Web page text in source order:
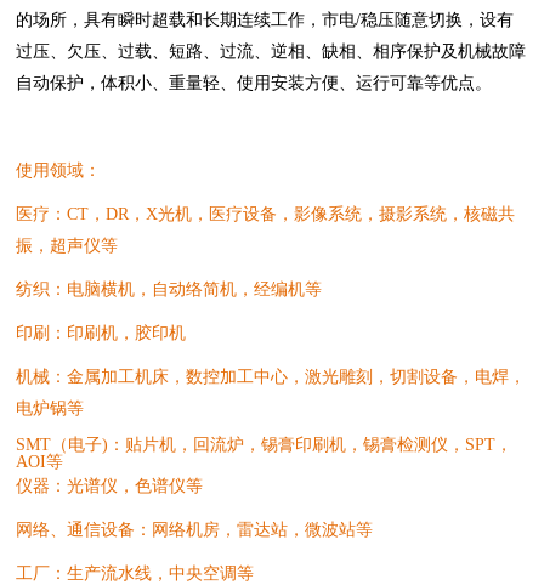
的场所，具有瞬时超载和长期连续工作，市电/稳压随意切换，设有
过压、欠压、过载、短路、过流、逆相、缺相、相序保护及机械故障
自动保护，体积小、重量轻、使用安装方便、运行可靠等优点。
使用领域：
医疗：CT，DR，X光机，医疗设备，影像系统，摄影系统，核磁共
振，超声仪等
纺织：电脑横机，自动络简机，经编机等
印刷：印刷机，胶印机
机械：金属加工机床，数控加工中心，激光雕刻，切割设备，电焊，
电炉锅等
SMT（电子)：贴片机，回流炉，锡膏印刷机，锡膏检测仪，SPT，
AOI等
仪器：光谱仪，色谱仪等
网络、通信设备：网络机房，雷达站，微波站等
工厂：生产流水线，中央空调等